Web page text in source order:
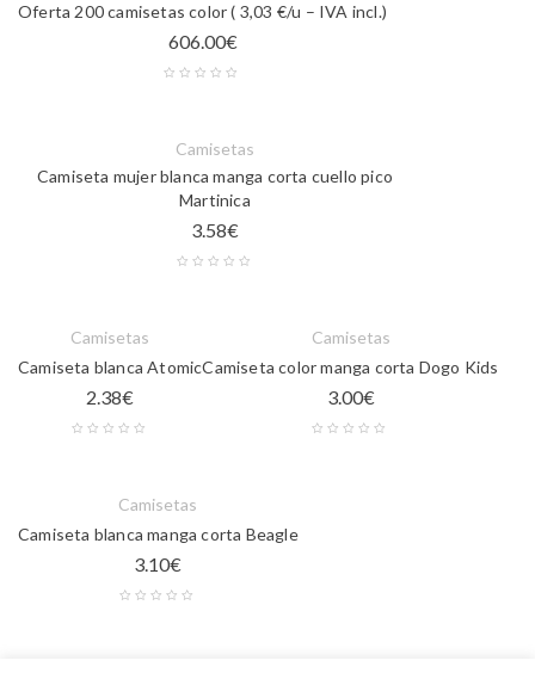
Oferta 200 camisetas color ( 3,03 €/u – IVA incl.)
606.00€
Camisetas
Camiseta mujer blanca manga corta cuello pico
Martinica
3.58€
Camisetas
Camiseta blanca Atomic
2.38€
Camisetas
Camiseta color manga corta Dogo Kids
3.00€
Camisetas
Camiseta blanca manga corta Beagle
3.10€